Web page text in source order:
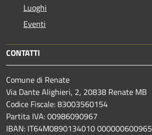
Luoghi
Eventi
CONTATTI
Comune di Renate
Via Dante Alighieri, 2, 20838 Renate MB
Codice Fiscale: 83003560154
Partita IVA: 00986090967
IBAN: IT64M0890134010 000000600965